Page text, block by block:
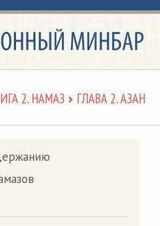
2. НАМАЗ ГЛАВА 2. АЗАН